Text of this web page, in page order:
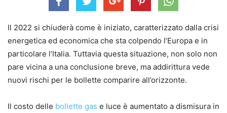
Il 2022 si chiuderà come è iniziato, caratterizzato dalla crisi
energetica ed economica che sta colpendo l’Europa e in
particolare l’Italia. Tuttavia questa situazione, non solo non
pare vicina a una conclusione breve, ma addirittura vede
nuovi rischi per le bollette comparire all’orizzonte.
Il costo delle bollette gas e luce è aumentato a dismisura in